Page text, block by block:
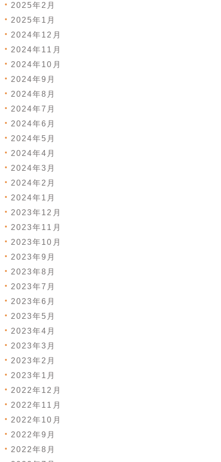
2025年2月
2025年1月
2024年12月
2024年11月
2024年10月
2024年9月
2024年8月
2024年7月
2024年6月
2024年5月
2024年4月
2024年3月
2024年2月
2024年1月
2023年12月
2023年11月
2023年10月
2023年9月
2023年8月
2023年7月
2023年6月
2023年5月
2023年4月
2023年3月
2023年2月
2023年1月
2022年12月
2022年11月
2022年10月
2022年9月
2022年8月